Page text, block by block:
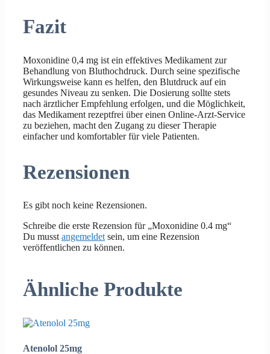
Fazit
Moxonidine 0,4 mg ist ein effektives Medikament zur
Behandlung von Bluthochdruck. Durch seine spezifische
Wirkungsweise kann es helfen, den Blutdruck auf ein
gesundes Niveau zu senken. Die Dosierung sollte stets
nach ärztlicher Empfehlung erfolgen, und die Möglichkeit,
das Medikament rezeptfrei über einen Online-Arzt-Service
zu beziehen, macht den Zugang zu dieser Therapie
einfacher und komfortabler für viele Patienten.
Rezensionen
Es gibt noch keine Rezensionen.
Schreibe die erste Rezension für „Moxonidine 0.4 mg“
Du musst angemeldet sein, um eine Rezension
veröffentlichen zu können.
Ähnliche Produkte
Atenolol 25mg